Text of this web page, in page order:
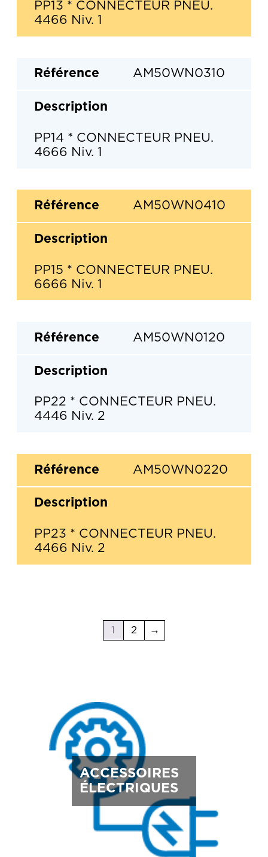
PP13 * CONNECTEUR PNEU.
4466 Niv. 1
AM50WN0310
PP14 * CONNECTEUR PNEU.
4666 Niv. 1
AM50WN0410
PP15 * CONNECTEUR PNEU.
6666 Niv. 1
AM50WN0120
PP22 * CONNECTEUR PNEU.
4446 Niv. 2
AM50WN0220
PP23 * CONNECTEUR PNEU.
4466 Niv. 2
1 2 →
ACCESSOIRES
ÉLECTRIQUES